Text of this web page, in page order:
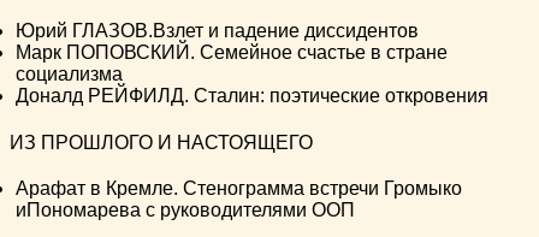
Юрий ГЛАЗОВ.Взлет и падение диссидентов
Марк ПОПОВСКИЙ. Семейное счастье в стране
социализма
Доналд РЕЙФИЛД. Сталин: поэтические откровения
ИЗ ПРОШЛОГО И НАСТОЯЩЕГО
Арафат в Кремле. Стенограмма встречи Громыко
иПономарева с руководителями ООП